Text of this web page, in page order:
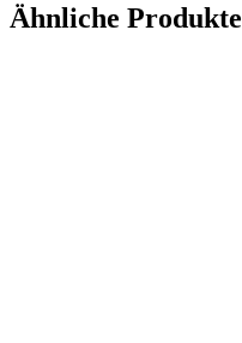
Ähnliche Produkte